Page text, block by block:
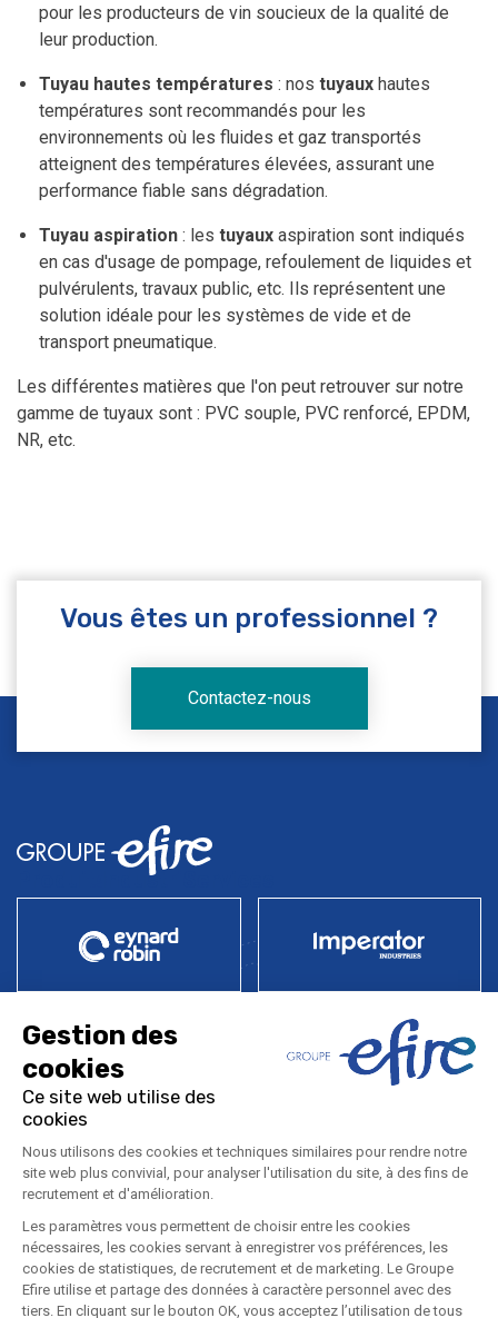
pour les producteurs de vin soucieux de la qualité de
leur production.
Tuyau hautes températures : nos tuyaux hautes
températures sont recommandés pour les
environnements où les fluides et gaz transportés
atteignent des températures élevées, assurant une
performance fiable sans dégradation.
Tuyau aspiration : les tuyaux aspiration sont indiqués
en cas d'usage de pompage, refoulement de liquides et
pulvérulents, travaux public, etc. Ils représentent une
solution idéale pour les systèmes de vide et de
transport pneumatique.
Les différentes matières que l'on peut retrouver sur notre
gamme de tuyaux sont : PVC souple, PVC renforcé, EPDM,
NR, etc.
Vous êtes un professionnel ?
Contactez-nous
Industries